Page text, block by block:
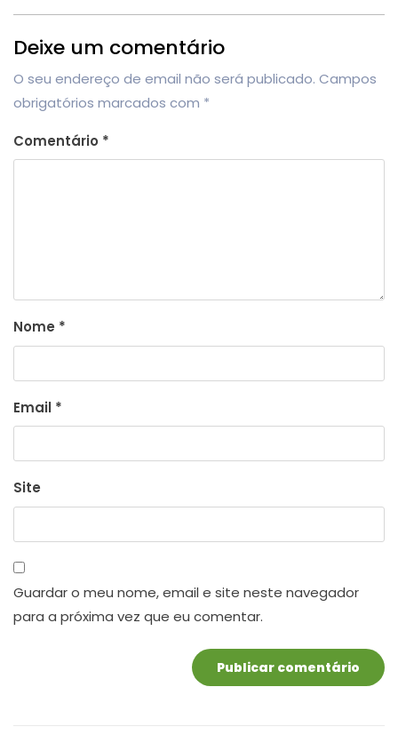
Deixe um comentário
O seu endereço de email não será publicado. Campos
obrigatórios marcados com *
Comentário *
Nome *
Email *
Site
Guardar o meu nome, email e site neste navegador
para a próxima vez que eu comentar.